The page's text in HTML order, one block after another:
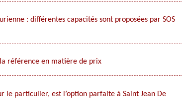
: différentes capacités sont proposées par SOS
référence en matière de prix
le particulier, est l’option parfaite à Saint Jean De